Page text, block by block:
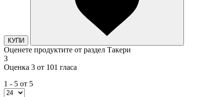
КУПИ
Оценете продуктите от раздел Такери
3
Оценка 3 от 101 гласа
1 - 5 от 5